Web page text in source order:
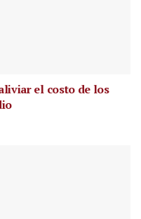
el costo de los